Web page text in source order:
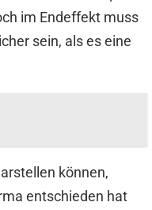
im Endeffekt muss
sein, als es eine
können,
entschieden hat